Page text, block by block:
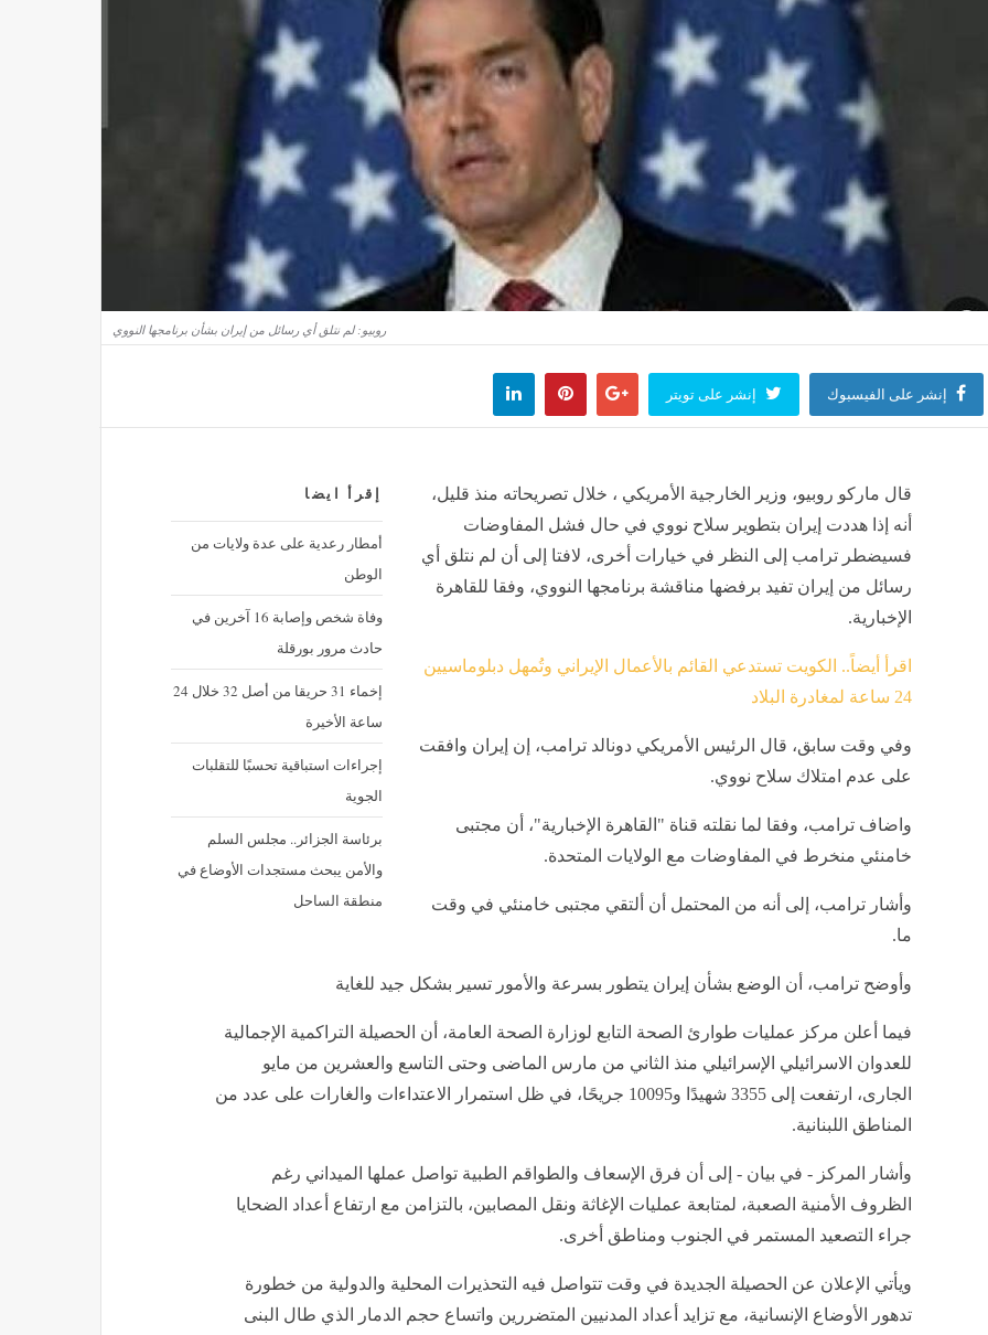
روبيو: لم نتلق أي رسائل من إيران بشأن برنامجها النووي
إنشر على الفيسبوك إنشر على تويتر
إقرأ ايضا
أمطار رعدية على عدة ولايات من
الوطن
وفاة شخص وإصابة 16 آخرين في
حادث مرور بورقلة
إخماء 31 حريقا من أصل 32 خلال 24
ساعة الأخيرة
إجراءات استباقية تحسبًا للتقلبات
الجوية
برئاسة الجزائر.. مجلس السلم
والأمن يبحث مستجدات الأوضاع في
منطقة الساحل
قال ماركو روبيو، وزير الخارجية الأمريكي ، خلال تصريحاته منذ قليل،
أنه إذا هددت إيران بتطوير سلاح نووي في حال فشل المفاوضات
فسيضطر ترامب إلى النظر في خيارات أخرى، لافتا إلى أن لم نتلق أي
رسائل من إيران تفيد برفضها مناقشة برنامجها النووي، وفقا للقاهرة
الإخبارية.
اقرأ أيضاً.. الكويت تستدعي القائم بالأعمال الإيراني وتُمهل دبلوماسيين
24 ساعة لمغادرة البلاد
وفي وقت سابق، قال الرئيس الأمريكي دونالد ترامب، إن إيران وافقت
على عدم امتلاك سلاح نووي.
واضاف ترامب، وفقا لما نقلته قناة "القاهرة الإخبارية"، أن مجتبى
خامنئي منخرط في المفاوضات مع الولايات المتحدة.
وأشار ترامب، إلى أنه من المحتمل أن ألتقي مجتبى خامنئي في وقت
ما.
وأوضح ترامب، أن الوضع بشأن إيران يتطور بسرعة والأمور تسير بشكل جيد للغاية
فيما أعلن مركز عمليات طوارئ الصحة التابع لوزارة الصحة العامة، أن الحصيلة التراكمية الإجمالية
للعدوان الاسرائيلي الإسرائيلي منذ الثاني من مارس الماضى وحتى التاسع والعشرين من مايو
الجارى، ارتفعت إلى 3355 شهيدًا و10095 جريحًا، في ظل استمرار الاعتداءات والغارات على عدد من
المناطق اللبنانية.
وأشار المركز - في بيان - إلى أن فرق الإسعاف والطواقم الطبية تواصل عملها الميداني رغم
الظروف الأمنية الصعبة، لمتابعة عمليات الإغاثة ونقل المصابين، بالتزامن مع ارتفاع أعداد الضحايا
جراء التصعيد المستمر في الجنوب ومناطق أخرى.
ويأتي الإعلان عن الحصيلة الجديدة في وقت تتواصل فيه التحذيرات المحلية والدولية من خطورة
تدهور الأوضاع الإنسانية، مع تزايد أعداد المدنيين المتضررين واتساع حجم الدمار الذي طال البنى